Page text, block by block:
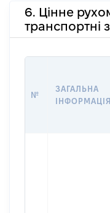
6. Цінне
транспортні
№
ЗАГАЛЬНА
ІНФОРМАЦІЯ